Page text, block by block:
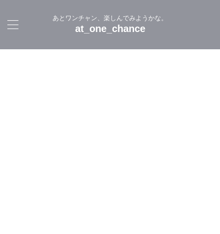
あとワンチャン、楽しんでみようかな。
at_one_chance